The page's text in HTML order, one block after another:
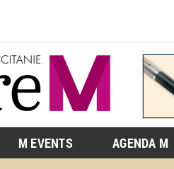
M EVENTS AGENDA M